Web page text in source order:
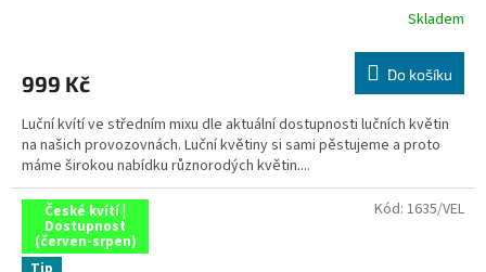
Skladem
999 Kč Do košíku
Luční kvítí ve středním mixu dle aktuální dostupnosti lučních květin
na našich provozovnách. Luční květiny si sami pěstujeme a proto
máme širokou nabídku různorodých květin....
České kvítí |
Dostupnost
(červen-srpen)
Kód: 1635/VEL